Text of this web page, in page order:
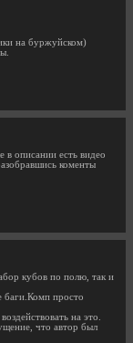
на буржуйском)
в описании есть видео
коменты
кубов по полю, так и
баги.Комп просто
на это.
что автор был